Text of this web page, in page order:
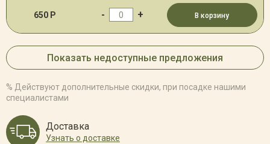
650 Р - + В корзину
Показать недоступные предложения
% Действуют дополнительные скидки, при посадке нашими
специалистами
Доставка
Узнать о доставке